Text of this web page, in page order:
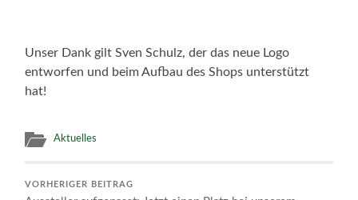
Unser Dank gilt Sven Schulz, der das neue Logo
entworfen und beim Aufbau des Shops unterstützt
hat!
Aktuelles
VORHERIGER BEITRAG